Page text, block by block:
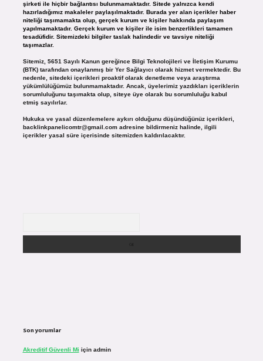
şirketi ile hiçbir bağlantısı bulunmamaktadır. Sitede yalnızca kendi
hazırladığımız makaleler paylaşılmaktadır. Burada yer alan içerikler haber
niteliği taşımamakta olup, gerçek kurum ve kişiler hakkında paylaşım
yapılmamaktadır. Gerçek kurum ve kişiler ile isim benzerlikleri tamamen
tesadüfidir. Sitemizdeki bilgiler taslak halindedir ve tavsiye niteliği
taşımazlar.
Sitemiz, 5651 Sayılı Kanun gereğince Bilgi Teknolojileri ve İletişim Kurumu
(BTK) tarafından onaylanmış bir Yer Sağlayıcı olarak hizmet vermektedir. Bu
nedenle, sitedeki içerikleri proaktif olarak denetleme veya araştırma
yükümlülüğümüz bulunmamaktadır. Ancak, üyelerimiz yazdıkları içeriklerin
sorumluluğunu taşımakta olup, siteye üye olarak bu sorumluluğu kabul
etmiş sayılırlar.
Hukuka ve yasal düzenlemelere aykırı olduğunu düşündüğünüz içerikleri,
backlinkpanelicomtr@gmail.comadresine bildirmeniz halinde, ilgili
içerikler yasal süre içerisinde sitemizden kaldırılacaktır.
Son yorumlar
Akreditif Güvenli Mi için admin